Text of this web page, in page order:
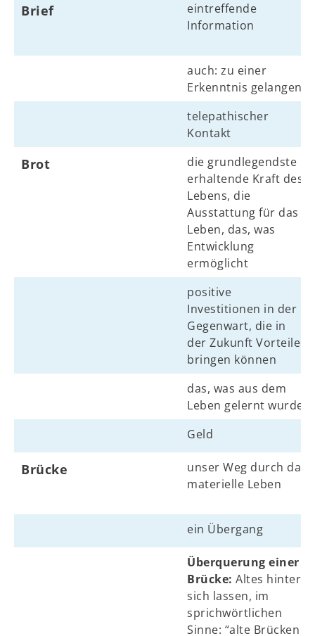
Brief
eintreffende
Information
auch: zu einer
Erkenntnis gelangen
telepathischer
Kontakt
Brot
die grundlegendste
erhaltende Kraft des
Lebens, die
Ausstattung für das
Leben, das, was
Entwicklung
ermöglicht
positive
Investitionen in der
Gegenwart, die in
der Zukunft Vorteile
bringen können
das, was aus dem
Leben gelernt wurde
Geld
Brücke
unser Weg durch das
materielle Leben
ein Übergang
Überquerung einer
Brücke: Altes hinter
sich lassen, im
sprichwörtlichen
Sinne: “alte Brücken